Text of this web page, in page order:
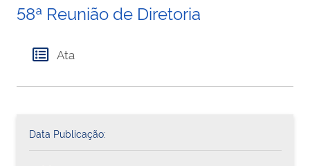
58ª Reunião de Diretoria
Ata
Data Publicação: